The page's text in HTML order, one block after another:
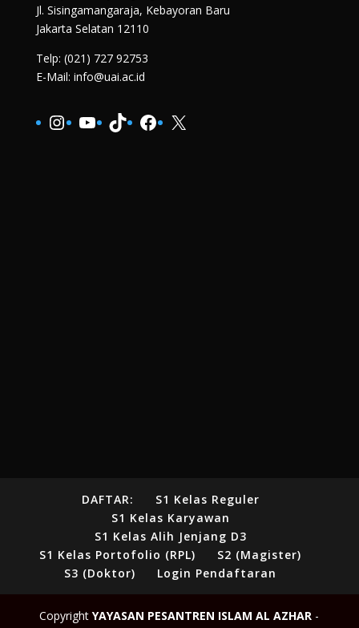
Jl. Sisingamangaraja, Kebayoran Baru
Jakarta Selatan 12110
Telp: (021) 727 92753
E-Mail: info@uai.ac.id
Instagram
YouTube
TikTokFacebook
X
DAFTAR:
S1 Kelas Reguler
S1 Kelas Karyawan
S1 Kelas Alih Jenjang D3
S1 Kelas Portofolio (RPL)
S2 (Magister)
S3 (Doktor)
Login Pendaftaran
CopyrightYAYASAN PESANTREN ISLAM AL AZHAR -